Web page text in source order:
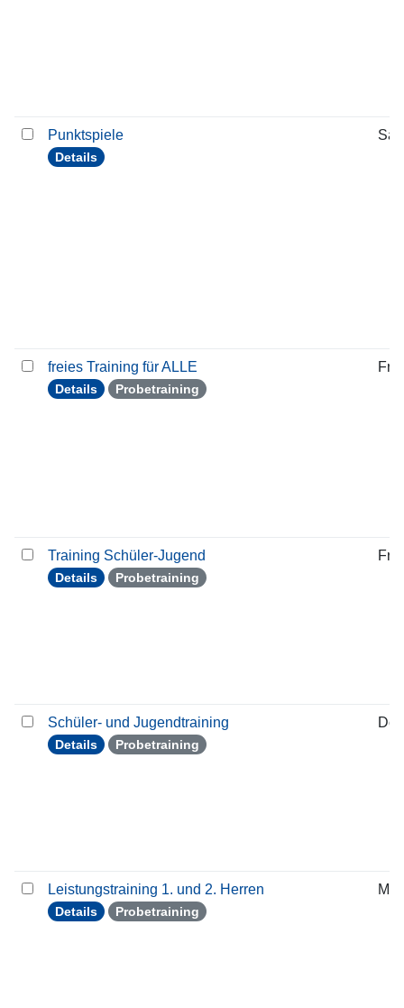
Punktspiele
Details
freies Training für ALLE
Details Probetraining
Training Schüler-Jugend
Details Probetraining
Schüler- und Jugendtraining
Details Probetraining
Leistungstraining 1. und 2. Herren
Details Probetraining